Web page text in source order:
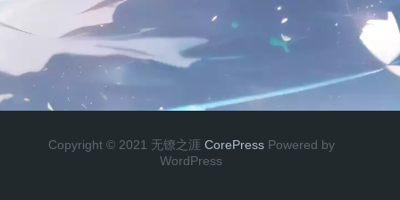
Copyright © 2021 无镣之涯 CorePress Powered by
WordPress